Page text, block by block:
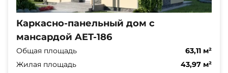
Каркасно-панельный дом с
мансардой AET-186
Общая площадь
63,11 м²
Жилая площадь
43,97 м²